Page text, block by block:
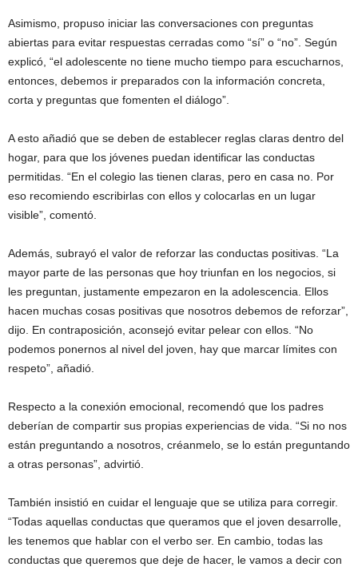
Asimismo, propuso iniciar las conversaciones con preguntas
abiertas para evitar respuestas cerradas como “sí” o “no”. Según
explicó, “el adolescente no tiene mucho tiempo para escucharnos,
entonces, debemos ir preparados con la información concreta,
corta y preguntas que fomenten el diálogo”.
A esto añadió que se deben de establecer reglas claras dentro del
hogar, para que los jóvenes puedan identificar las conductas
permitidas. “En el colegio las tienen claras, pero en casa no. Por
eso recomiendo escribirlas con ellos y colocarlas en un lugar
visible”, comentó.
Además, subrayó el valor de reforzar las conductas positivas. “La
mayor parte de las personas que hoy triunfan en los negocios, si
les preguntan, justamente empezaron en la adolescencia. Ellos
hacen muchas cosas positivas que nosotros debemos de reforzar”,
dijo. En contraposición, aconsejó evitar pelear con ellos. “No
podemos ponernos al nivel del joven, hay que marcar límites con
respeto”, añadió.
Respecto a la conexión emocional, recomendó que los padres
deberían de compartir sus propias experiencias de vida. “Si no nos
están preguntando a nosotros, créanmelo, se lo están preguntando
a otras personas”, advirtió.
También insistió en cuidar el lenguaje que se utiliza para corregir.
“Todas aquellas conductas que queramos que el joven desarrolle,
les tenemos que hablar con el verbo ser. En cambio, todas las
conductas que queremos que deje de hacer, le vamos a decir con